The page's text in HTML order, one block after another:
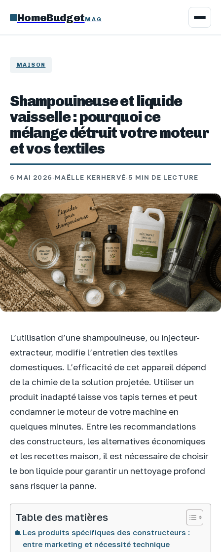
HomeBudgetMAG
MAISON
Shampouineuse et liquide
vaisselle : pourquoi ce
mélange détruit votre moteur
et vos textiles
6 MAI 2026·MAËLLE KERHERVÉ·5 MIN DE LECTURE
L’utilisation d’une shampouineuse, ou injecteur-
extracteur, modifie l’entretien des textiles
domestiques. L’efficacité de cet appareil dépend
de la chimie de la solution projetée. Utiliser un
produit inadapté laisse vos tapis ternes et peut
condamner le moteur de votre machine en
quelques minutes. Entre les recommandations
des constructeurs, les alternatives économiques
et les recettes maison, il est nécessaire de choisir
le bon liquide pour garantir un nettoyage profond
sans risquer la panne.
Table des matières
Les produits spécifiques des constructeurs :
entre marketing et nécessité technique